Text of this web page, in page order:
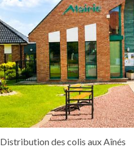
Distribution des colis aux Aînés